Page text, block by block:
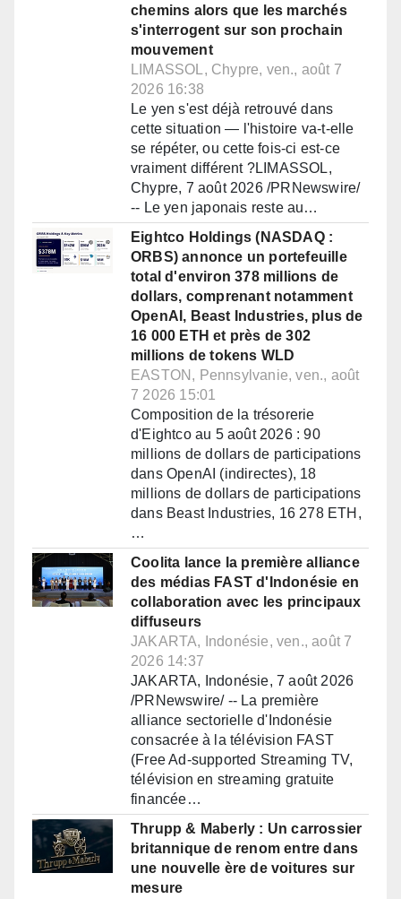
chemins alors que les marchés
s'interrogent sur son prochain
mouvement
LIMASSOL, Chypre, ven., août 7
2026 16:38
Le yen s'est déjà retrouvé dans
cette situation — l'histoire va-t-elle
se répéter, ou cette fois-ci est-ce
vraiment différent ?LIMASSOL,
Chypre, 7 août 2026 /PRNewswire/
-- Le yen japonais reste au…
Eightco Holdings (NASDAQ :
ORBS) annonce un portefeuille
total d'environ 378 millions de
dollars, comprenant notamment
OpenAI, Beast Industries, plus de
16 000 ETH et près de 302
millions de tokens WLD
EASTON, Pennsylvanie, ven., août
7 2026 15:01
Composition de la trésorerie
d'Eightco au 5 août 2026 : 90
millions de dollars de participations
dans OpenAI (indirectes), 18
millions de dollars de participations
dans Beast Industries, 16 278 ETH,
…
Coolita lance la première alliance
des médias FAST d'Indonésie en
collaboration avec les principaux
diffuseurs
JAKARTA, Indonésie, ven., août 7
2026 14:37
JAKARTA, Indonésie, 7 août 2026
/PRNewswire/ -- La première
alliance sectorielle d'Indonésie
consacrée à la télévision FAST
(Free Ad-supported Streaming TV,
télévision en streaming gratuite
financée…
Thrupp & Maberly : Un carrossier
britannique de renom entre dans
une nouvelle ère de voitures sur
mesure